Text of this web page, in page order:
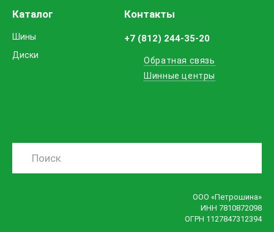
Каталог
Шины
Диски
Контакты
+7 (812) 244-35-20
Обратная связь
Шинные центры
ООО «Петрошина»
ИНН 7810872098
ОГРН 1127847312394